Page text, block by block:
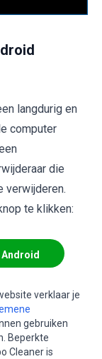
langdurig en
computer
die
verwijderen.
te klikken:
Android
verklaar je
gebruiken
Beperkte
Cleaner is